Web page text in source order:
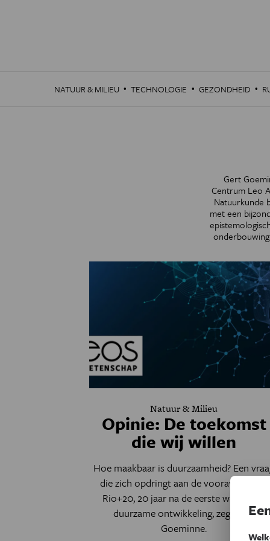
NATUUR & MILIEU · TECHNOLOGIE · GEZONDHEID ·
Gert
Centrum Leo
Natuurkunde
met een
Natuur & Milieu
Opinie: De toekomst
die wij willen
Hoe maakbaar is duurzaamheid? Een
die zich opdringt aan de vooravond van
Rio+20, 20 jaar na de eerste wereldtop
duurzame ontwikkeling, zegt Gert
Goeminne.